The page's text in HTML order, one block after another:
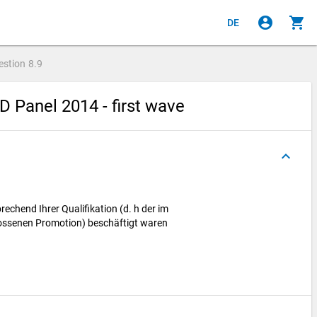
DE account_circle shopping_cart
8.9
Panel 2014 - first wave
keyboard_arrow_up
Ihrer Qualifikation (d. h der im
Promotion) beschäftigt waren